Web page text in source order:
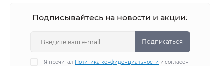
Подписывайтесь на новости и акции:
Подписаться
Я прочитал Политика конфиденциальности и согласен